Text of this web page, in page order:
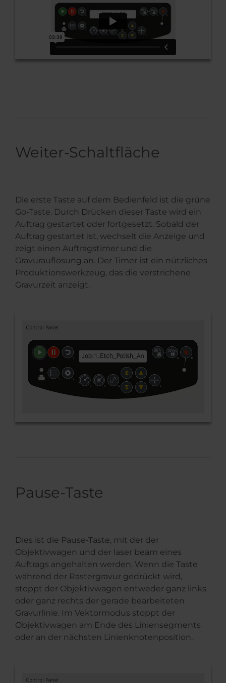
Weiter-Schaltfläche
Die erste Taste auf dem Bedienfeld ist die grüne
Go-Taste. Durch Drücken dieser Taste wird ein
Auftrag gestartet oder fortgesetzt. Sobald der
Auftrag gestartet ist, wechselt die Anzeige und
zeigt einen Auftragstimer und die
Gravurauflösung an. Der Timer ist ein nützliches
Produktionswerkzeug, das die verstrichene
Gravurzeit anzeigt.
Pause-Taste
Dies ist die Pause-Taste, mit der der
Objektivwagen und der laser beam eines
Auftrags angehalten werden. Wenn die Taste
während der Rastergravur gedrückt wird,
stoppt der Objektivwagen entweder ganz links
oder ganz rechts der gerade bearbeiteten
Gravurlinie. Im Vektormodus stoppt der
Objektivwagen am Ende des Liniensegments
oder an der nächsten Linienknotenposition.